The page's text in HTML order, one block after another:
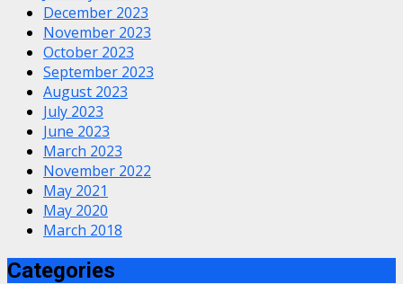
December 2023
November 2023
October 2023
September 2023
August 2023
July 2023
June 2023
March 2023
November 2022
May 2021
May 2020
March 2018
Categories